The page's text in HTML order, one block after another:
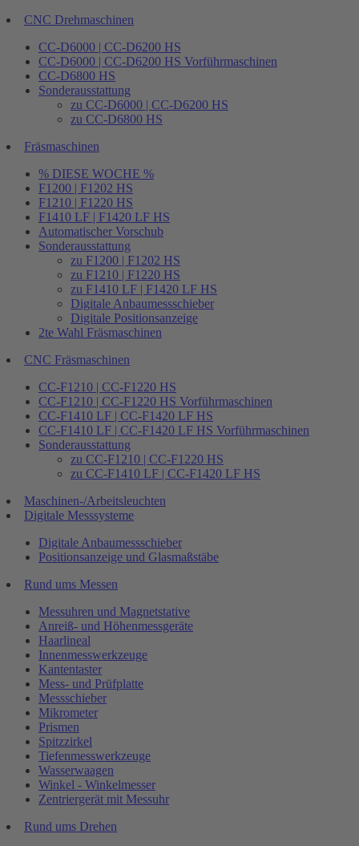
CNC Drehmaschinen
CC-D6000 | CC-D6200 HS
CC-D6000 | CC-D6200 HS Vorführmaschinen
CC-D6800 HS
Sonderausstattung
zu CC-D6000 | CC-D6200 HS
zu CC-D6800 HS
Fräsmaschinen
% DIESE WOCHE %
F1200 | F1202 HS
F1210 | F1220 HS
F1410 LF | F1420 LF HS
Automatischer Vorschub
Sonderausstattung
zu F1200 | F1202 HS
zu F1210 | F1220 HS
zu F1410 LF | F1420 LF HS
Digitale Anbaumessschieber
Digitale Positionsanzeige
2te Wahl Fräsmaschinen
CNC Fräsmaschinen
CC-F1210 | CC-F1220 HS
CC-F1210 | CC-F1220 HS Vorführmaschinen
CC-F1410 LF | CC-F1420 LF HS
CC-F1410 LF | CC-F1420 LF HS Vorführmaschinen
Sonderausstattung
zu CC-F1210 | CC-F1220 HS
zu CC-F1410 LF | CC-F1420 LF HS
Maschinen-/Arbeitsleuchten
Digitale Messsysteme
Digitale Anbaumessschieber
Positionsanzeige und Glasmaßstäbe
Rund ums Messen
Messuhren und Magnetstative
Anreiß- und Höhenmessgeräte
Haarlineal
Innenmesswerkzeuge
Kantentaster
Mess- und Prüfplatte
Messschieber
Mikrometer
Prismen
Spitzzirkel
Tiefenmesswerkzeuge
Wasserwaagen
Winkel - Winkelmesser
Zentriergerät mit Messuhr
Rund ums Drehen